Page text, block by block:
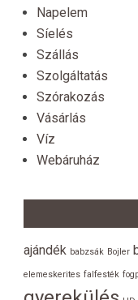
Napelem
Síelés
Szállás
Szolgáltatás
Szórakozás
Vásárlás
Víz
Webáruház
ajándék babzsák Bojler
elemeskerites falfesték